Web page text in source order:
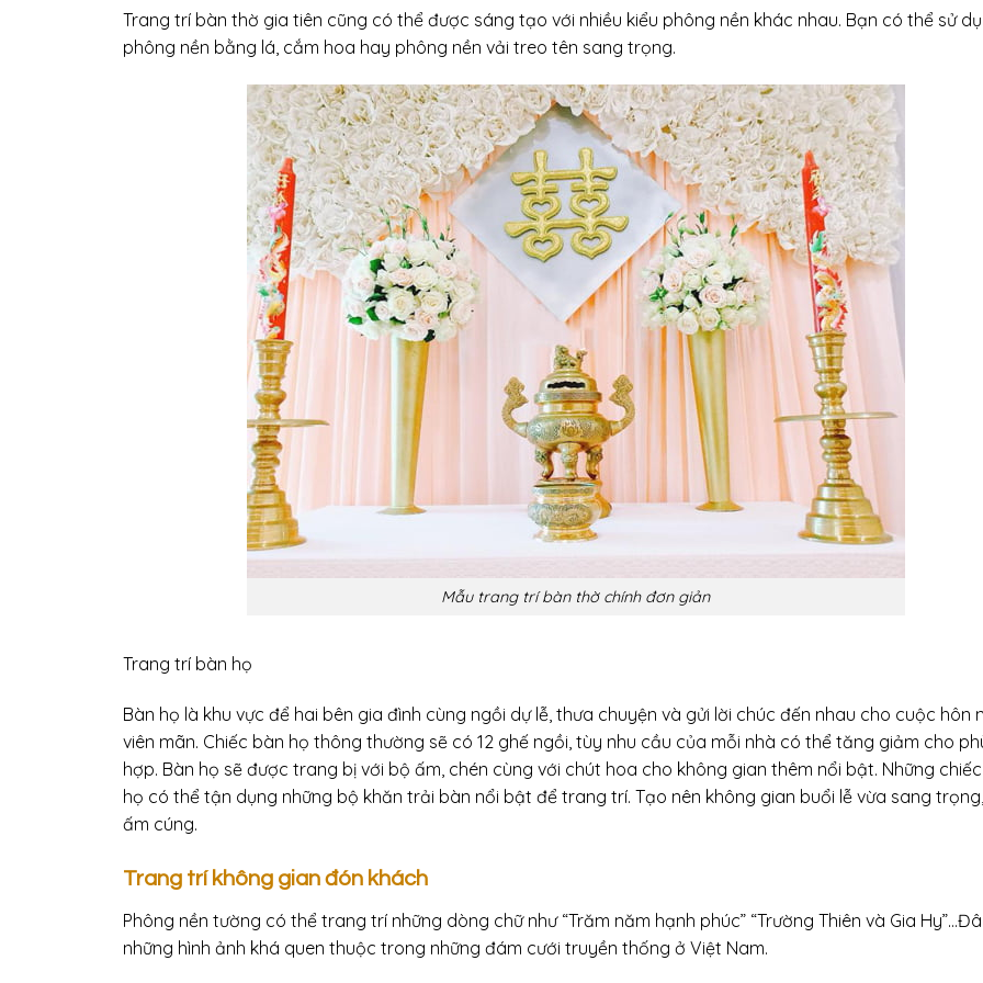
Trang trí bàn thờ gia tiên cũng có thể được sáng tạo với nhiều kiểu phông nền khác nhau. Bạn có thể sử
phông nền bằng lá, cắm hoa hay phông nền vải treo tên sang trọng.
Mẫu trang trí bàn thờ chính đơn giản
Trang trí bàn họ
Bàn họ là khu vực để hai bên gia đình cùng ngồi dự lễ, thưa chuyện và gửi lời chúc đến nhau cho cuộc hôn
viên mãn. Chiếc bàn họ thông thường sẽ có 12 ghế ngồi, tùy nhu cầu của mỗi nhà có thể tăng giảm cho
hợp. Bàn họ sẽ được trang bị với bộ ấm, chén cùng với chút hoa cho không gian thêm nổi bật. Những
họ có thể tận dụng những bộ khăn trải bàn nổi bật để trang trí. Tạo nên không gian buổi lễ vừa sang
ấm cúng.
Trang trí không gian đón khách
Phông nền tường có thể trang trí những dòng chữ như “Trăm năm hạnh phúc” “Trường Thiên và Gia
những hình ảnh khá quen thuộc trong những đám cưới truyền thống ở Việt Nam.